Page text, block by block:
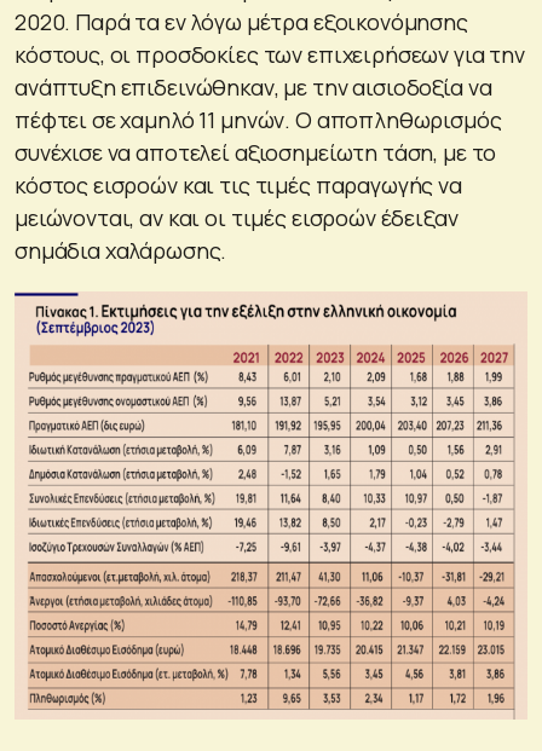
2020. Παρά τα εν λόγω μέτρα εξοικονόμησης
κόστους, οι προσδοκίες των επιχειρήσεων για την
ανάπτυξη επιδεινώθηκαν, με την αισιοδοξία να
πέφτει σε χαμηλό 11 μηνών. Ο αποπληθωρισμός
συνέχισε να αποτελεί αξιοσημείωτη τάση, με το
κόστος εισροών και τις τιμές παραγωγής να
μειώνονται, αν και οι τιμές εισροών έδειξαν
σημάδια χαλάρωσης.